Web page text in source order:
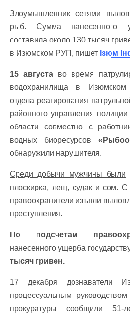
Злоумышленник сетями
рыб. Сумма нанесенного
составила около 130 тысяч
в Изюмском РУП, пишет Ізюм
15 августаво время
водохранилища в Изюмском
отдела реагирования
районного управления
области совместно с
водных биоресурсов
обнаружили нарушителя.
Среди добычи мужчины были
плоскирка, лещ, судак и сом.
правоохранители изъяли
преступления.
По подсчетам
нанесенного ущерба
тысяч гривен.
17 декабря дознаватели
процессуальным
прокуратуры сообщили 51-